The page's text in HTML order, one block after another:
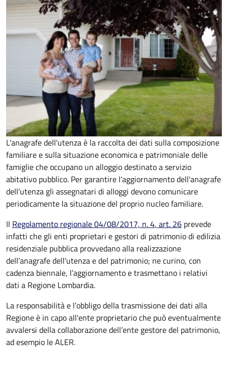
L'anagrafe dell'utenza è la raccolta dei dati sulla composizione
familiare e sulla situazione economica e patrimoniale delle
famiglie che occupano un alloggio destinato a servizio
abitativo pubblico. Per garantire l'aggiornamento dell'anagrafe
dell'utenza gli assegnatari di alloggi devono comunicare
periodicamente la situazione del proprio nucleo familiare.
Il Regolamento regionale 04/08/2017, n. 4, art. 26 prevede
infatti che gli enti proprietari e gestori di patrimonio di edilizia
residenziale pubblica provvedano alla realizzazione
dell’anagrafe dell'utenza e del patrimonio; ne curino, con
cadenza biennale, l’aggiornamento e trasmettano i relativi
dati a Regione Lombardia.
La responsabilità e l’obbligo della trasmissione dei dati alla
Regione è in capo all'ente proprietario che può eventualmente
avvalersi della collaborazione dell’ente gestore del patrimonio,
ad esempio le ALER.